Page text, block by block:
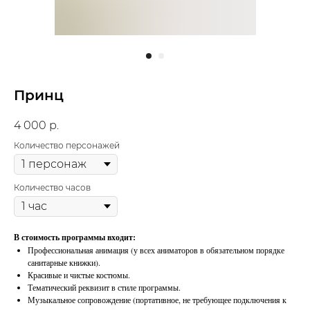
Принц
4 000 р.
Количество персонажей
Количество часов
В стоимость программы входит:
Профессиональная анимация (у всех аниматоров в обязательном порядке
санитарные книжки).
Красивые и чистые костюмы.
Тематический реквизит в стиле программы.
Музыкальное сопровождение (портативное, не требующее подключения к